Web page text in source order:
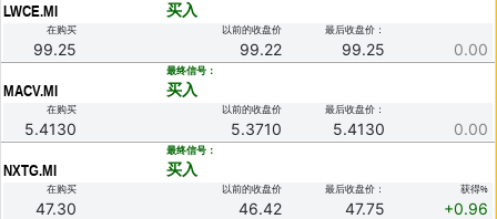
LWCE.MI 买入
在购买
99.25
以前的收盘价
99.22
最后收盘价：
99.25 0.00
MACV.MI
最终信号：
买入
在购买
5.4130
以前的收盘价
5.3710
最后收盘价：
5.4130 0.00
NXTG.MI
最终信号：
买入
在购买
47.30
以前的收盘价
46.42
最后收盘价：
47.75
获得%
+0.96